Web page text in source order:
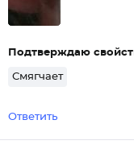
Подтверждаю
Смягчает
Ответить